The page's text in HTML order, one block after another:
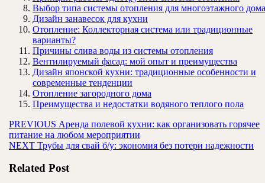
Выбор типа системы отопления для многоэтажного дома
Дизайн занавесок для кухни
Отопление: Коллекторная система или традиционные
варианты?
Причины слива воды из системы отопления
Вентилируемый фасад: мой опыт и преимущества
Дизайн японской кухни: традиционные особенности и
современные тенденции
Отопление загородного дома
Преимущества и недостатки водяного теплого пола
Навигация
по
PREVIOUS Предыдущая
запись:
Аренда полевой кухни: как организовать горячее
питание на любом мероприятии
NEXT Следующая
Трубы для свай б/у: экономия без потери надежности
Related Post